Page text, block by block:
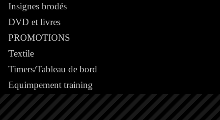
Insignes brodés
DVD et livres
PROMOTIONS
Textile
Timers/Tableau de bord
Equimpement training